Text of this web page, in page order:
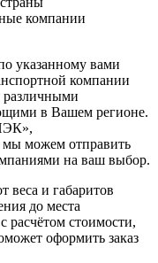
компании
указанному вами
компании
различными
в Вашем регионе.
можем отправить
на ваш выбор.
веса и габаритов
до места
стоимости,
оформить заказ